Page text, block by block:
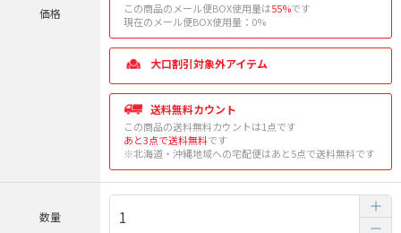
価格 この商品のメール便BOX使用量は55%です
現在のメール便BOX使用量： 0%
大口割引対象外アイテム
送料無料カウント
この商品の送料無料カウントは1点です
あと3点で送料無料です
※北海道・沖縄地域への宅配便はあと5点で送料無料です
数量